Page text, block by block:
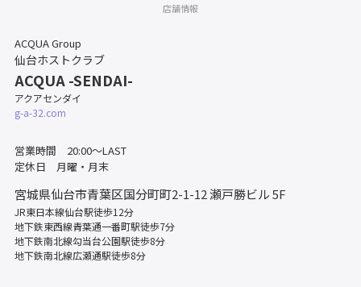
店舗情報
ACQUA Group
仙台ホストクラブ
ACQUA -SENDAI-
アクアセンダイ
g-a-32.com
営業時間 20:00～LAST
定休日 月曜・月末
宮城県仙台市青葉区国分町町2-1-12瀬戸勝ビル 5F
JR東日本線仙台駅徒歩12分
地下鉄東西線青葉通一番町駅徒歩7分
地下鉄南北線勾当台公園駅徒歩8分
地下鉄南北線広瀬通駅徒歩8分